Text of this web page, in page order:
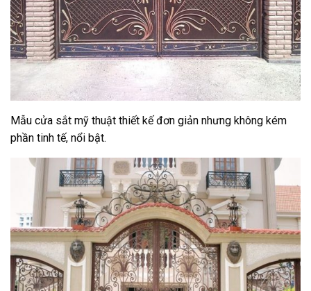
Mẫu cửa sắt mỹ thuật thiết kế đơn giản nhưng không kém
phần tinh tế, nổi bật.